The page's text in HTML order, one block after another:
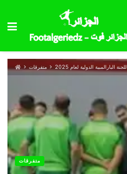
متفرقات اللجنة البارالمبية الدولية لعام 2025
متفرقات